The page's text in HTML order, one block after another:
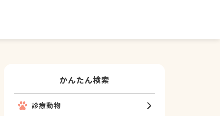
かんたん検索
診療動物